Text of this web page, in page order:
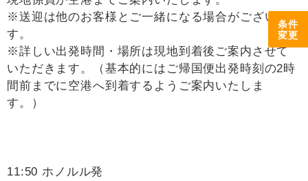
条件
変更
※送迎は他のお客様とご一緒になる場合がございま
す。
※詳しい出発時間・場所は現地到着後ご案内させて
いただきます。（基本的にはご帰国便出発時刻の2時
間前までに空港へ到着するようご案内いたしま
す。）
11:50 ホノルル発